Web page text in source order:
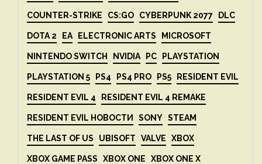
COUNTER-STRIKE CS:GO CYBERPUNK 2077 DLC
DOTA 2 EA ELECTRONIC ARTS MICROSOFT
NINTENDO SWITCH NVIDIA PC PLAYSTATION
PLAYSTATION 5 PS4 PS4 PRO PS5 RESIDENT EVIL
RESIDENT EVIL 4 RESIDENT EVIL 4 REMAKE
RESIDENT EVIL НОВОСТИ SONY STEAM
THE LAST OF US UBISOFT VALVE XBOX
XBOX GAME PASS XBOX ONE XBOX ONE X